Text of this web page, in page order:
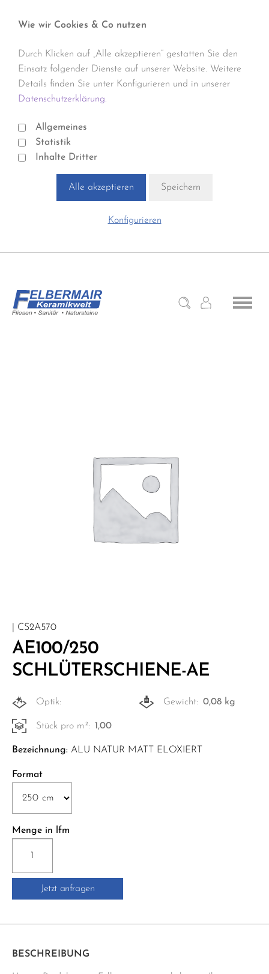
Wie wir Cookies & Co nutzen
Durch Klicken auf „Alle akzeptieren“ gestatten Sie den
Einsatz folgender Dienste auf unserer Website. Weitere
Details finden Sie unter Konfigurieren und in unserer
Datenschutzerklärung.
Allgemeines
Statistik
Inhalte Dritter
Alle akzeptieren Speichern
Konfigurieren
| CS2A570
AE100/250
SCHLÜTERSCHIENE-AE
Optik: Gewicht: 0,08 kg
Stück pro m²: 1,00
Bezeichnung: ALU NATUR MATT ELOXIERT
Format
Menge in lfm
SCHLÜTERSCHIENE-
AE
MengeJetzt anfragen
BESCHREIBUNG